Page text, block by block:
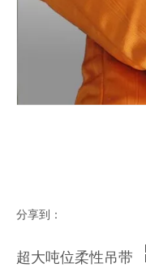
分享到：
超大吨位柔性吊带